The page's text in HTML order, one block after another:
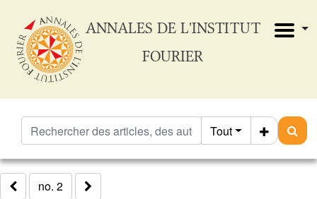
ANNALES DE L'INSTITUT
FOURIER
Tout
no. 2